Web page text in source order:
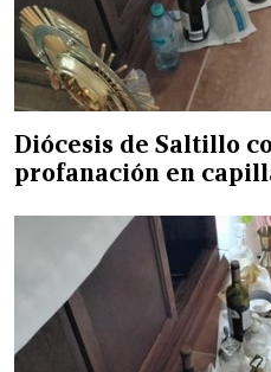
Diócesis de Saltillo
profanación en